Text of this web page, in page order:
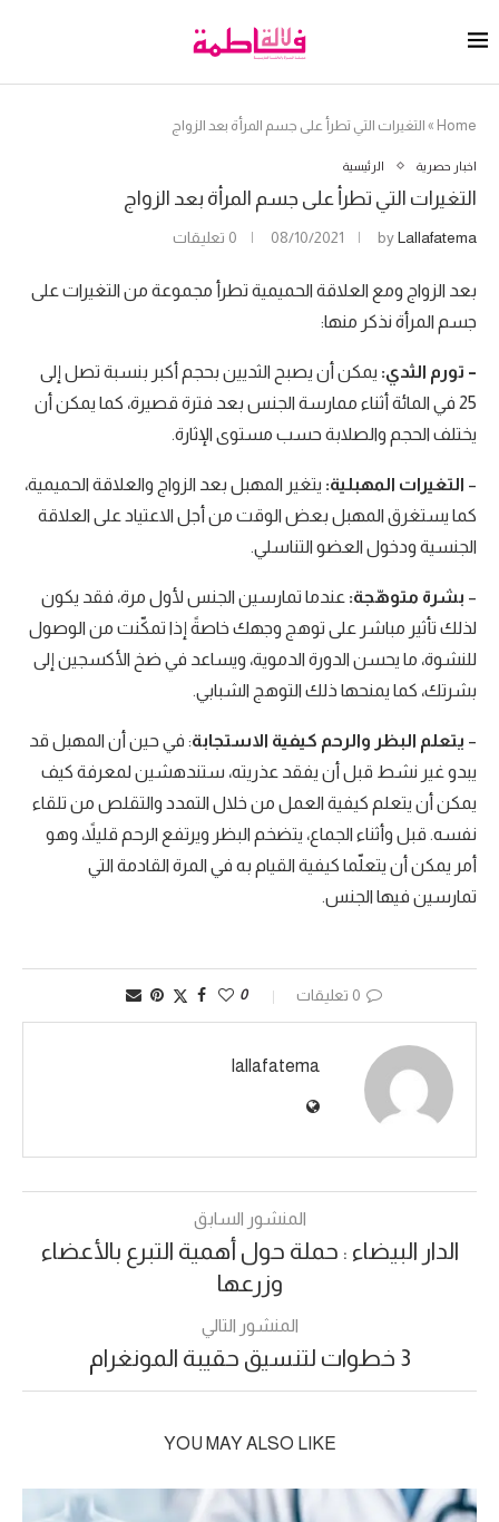
Home
» التغيرات التي تطرأ على جسم المرأة بعد الزواج
اخبار حصرية الرئيسية
التغيرات التي تطرأ على جسم المرأة بعد الزواج
byLallafatema
08/10/2021 0 تعليقات
بعد الزواج ومع العلاقة الحميمية تطرأ مجموعة من التغيرات على
جسم المرأة نذكر منها:
– تورم الثدي: يمكن أن يصبح الثديين بحجم أكبر بنسبة تصل إلى
25 في المائة أثناء ممارسة الجنس بعد فترة قصيرة، كما يمكن أن
يختلف الحجم والصلابة حسب مستوى الإثارة.
– التغيرات المهبلية: يتغير المهبل بعد الزواج والعلاقة الحميمية،
كما يستغرق المهبل بعض الوقت من أجل الاعتياد على العلاقة
الجنسية ودخول العضو التناسلي.
– بشرة متوهّجة: عندما تمارسين الجنس لأول مرة، فقد يكون
لذلك تأثير مباشر على توهج وجهك خاصةً إذا تمكّنت من الوصول
للنشوة، ما يحسن الدورة الدموية، ويساعد في ضخ الأكسجين إلى
بشرتك، كما يمنحها ذلك التوهج الشبابي.
– يتعلم البظر والرحم كيفية الاستجابة: في حين أن المهبل قد
يبدو غير نشط قبل أن يفقد عذريته، ستندهشين لمعرفة كيف
يمكن أن يتعلم كيفية العمل من خلال التمدد والتقلص من تلقاء
نفسه. قبل وأثناء الجماع، يتضخم البظر ويرتفع الرحم قليلاً، وهو
أمر يمكن أن يتعلّما كيفية القيام به في المرة القادمة التي
تمارسين فيها الجنس.
0 تعليقات 0
lallafatema
المنشور السابق
الدار البيضاء : حملة حول أهمية التبرع بالأعضاء
وزرعها
المنشور التالي
3 خطوات لتنسيق حقيبة المونغرام
YOU MAY ALSO LIKE